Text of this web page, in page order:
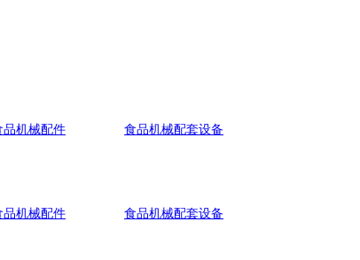
品机械配件
食品机械配套设备
品机械配件
食品机械配套设备